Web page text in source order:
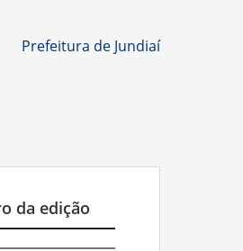
Prefeitura de Jundiaí
da edição